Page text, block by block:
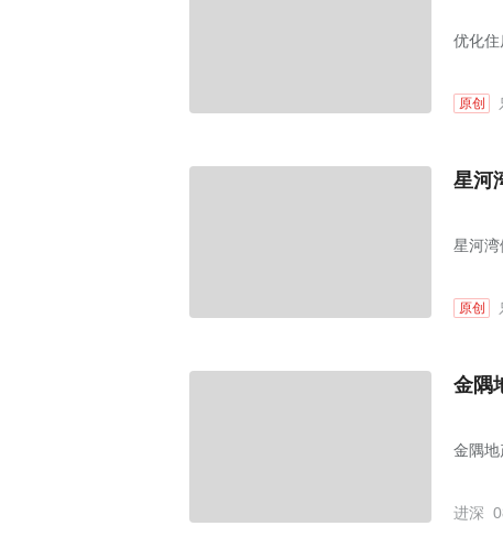
优化住
原创
星河
星河湾
原创
金隅
金隅地
进深